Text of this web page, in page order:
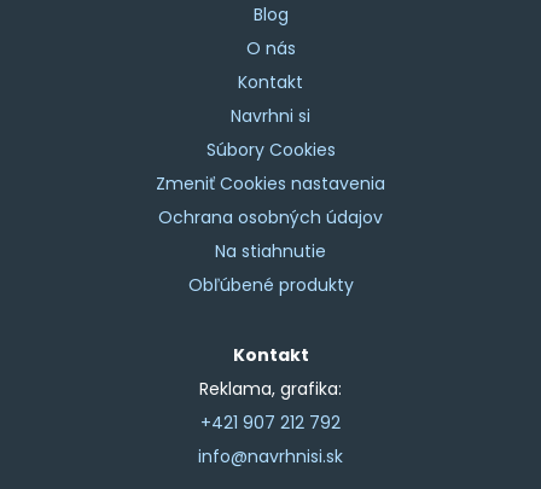
Blog
O nás
Kontakt
Navrhni si
Súbory Cookies
Zmeniť Cookies nastavenia
Ochrana osobných údajov
Na stiahnutie
Obľúbené produkty
Kontakt
Reklama, grafika:
+421 907 212 792
info@navrhnisi.sk